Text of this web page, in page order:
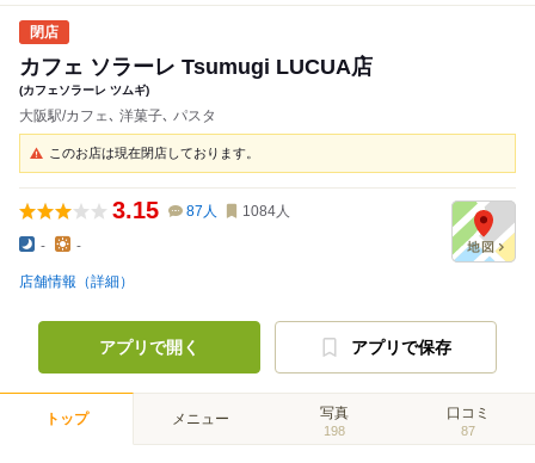
カフェ ソラーレ Tsumugi LUCUA店
(カフェソラーレ ツムギ)
大阪駅/カフェ､ 洋菓子､ パスタ
このお店は現在閉店しております。
3.15 87 人 1084人
- -
店舗情報（詳細）
アプリで開く アプリで保存
トップ メニュー 写真
198
口コミ
87